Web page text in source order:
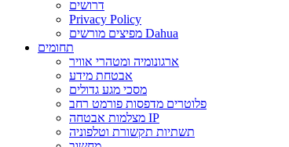
דרושים
Privacy Policy
מפיצים מורשים Dahua
תחומים
ארגונומיה ומטהרי אוויר
אבטחת מידע
מסכי מגע גדולים
פלוטרים מדפסות פורמט רחב
מצלמות אבטחה IP
תשתיות תקשורת וטלפוניה